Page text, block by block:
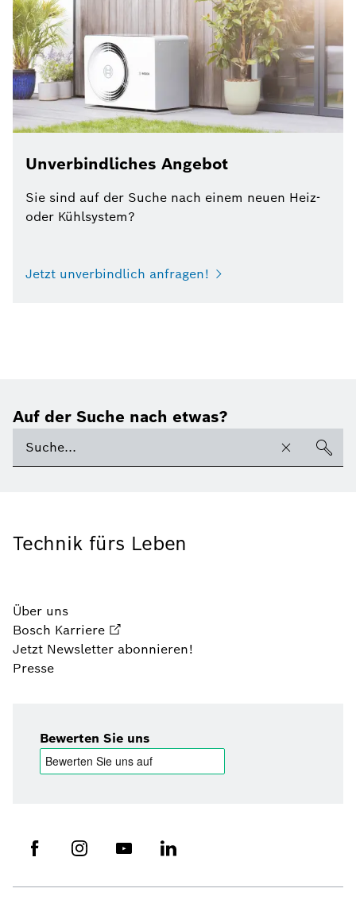
Unverbindliches Angebot
Sie sind auf der Suche nach einem neuen Heiz-
oder Kühlsystem?
Jetzt unverbindlich anfragen!
Auf der Suche nach etwas?
Technik fürs Leben
Über uns
Bosch Karriere
Jetzt Newsletter abonnieren!
Presse
Bewerten Sie uns